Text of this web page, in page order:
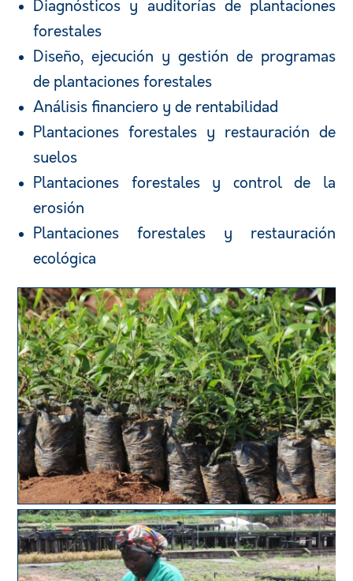
Diagnósticos y auditorías de plantaciones
forestales
Diseño, ejecución y gestión de programas
de plantaciones forestales
Análisis financiero y de rentabilidad
Plantaciones forestales y restauración de
suelos
Plantaciones forestales y control de la
erosión
Plantaciones forestales y restauración
ecológica